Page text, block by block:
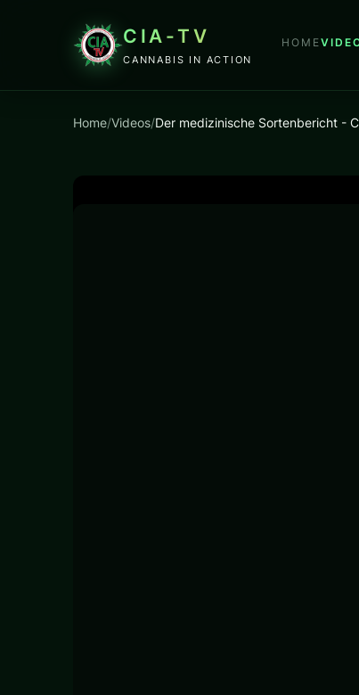
CIA-TV
CANNABIS IN ACTION
HOME
Home/Videos/Der medizinische Sortenbericht -